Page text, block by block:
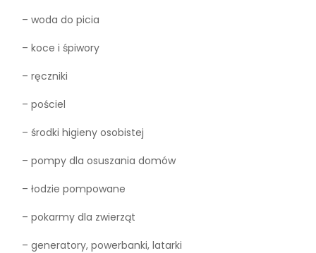
– woda do picia
– koce i śpiwory
– ręczniki
– pościel
– środki higieny osobistej
– pompy dla osuszania domów
– łodzie pompowane
– pokarmy dla zwierząt
– generatory, powerbanki, latarki